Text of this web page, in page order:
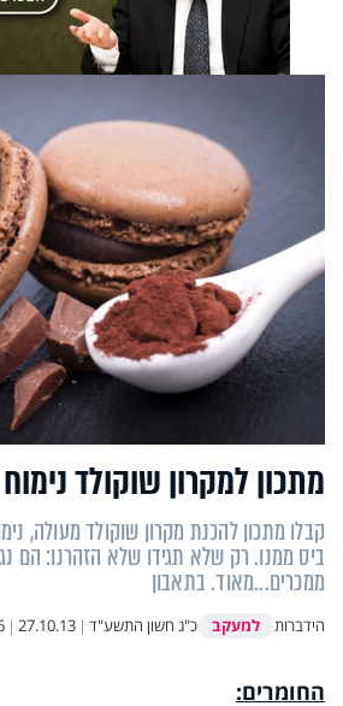
מתכון למקרון שוקולד
קבלו מתכון להכנת מקרון שוקולד מעולה,
ביס ממנו. רק שלא תגידו שלא הזהרנו: הם
ממכרים...מאוד. בתאבון
הידברות למעקב כ"ג חשון התשע"ד |
27.10.13
|
החומרים: